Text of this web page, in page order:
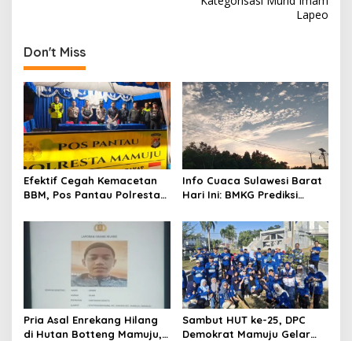
n
a
v
i
g
a
t
i
o
n
Lapeo
Don't Miss
Efektif Cegah Kemacetan
BBM, Pos Pantau Polresta
SPBU Kali Mamuju
Info Cuaca Sulawesi Barat
Hari Ini: BMKG Prediksi
Pria Asal Enrekang Hilang
di Hutan Botteng Mamuju,
Sambut HUT ke-25, DPC
Demokrat Mamuju Gelar